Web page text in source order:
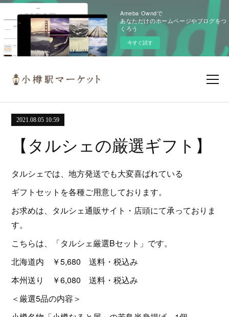
Ameba Owndで
あなただけのホームページやブログをつ
くろう
今すぐ試す
2021.08.05 10:59
【タルシェの厳選ギフト】
タルシェでは、地方発送でも大変喜ばれている
ギフトセットを各種ご用意しております。
お求めは、タルシェ通販サイト・店頭にて承っておりま
す。
こちらは、「タルシェ厳選Bセット」です。
北海道内 ￥5,680 送料・税込み
本州送り ￥6,080 送料・税込み
＜厳選5品の内容＞